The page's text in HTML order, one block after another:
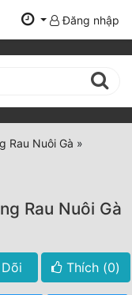
Đăng nhập
Rau Nuôi Gà »
Rau Nuôi Gà
Thích (0)